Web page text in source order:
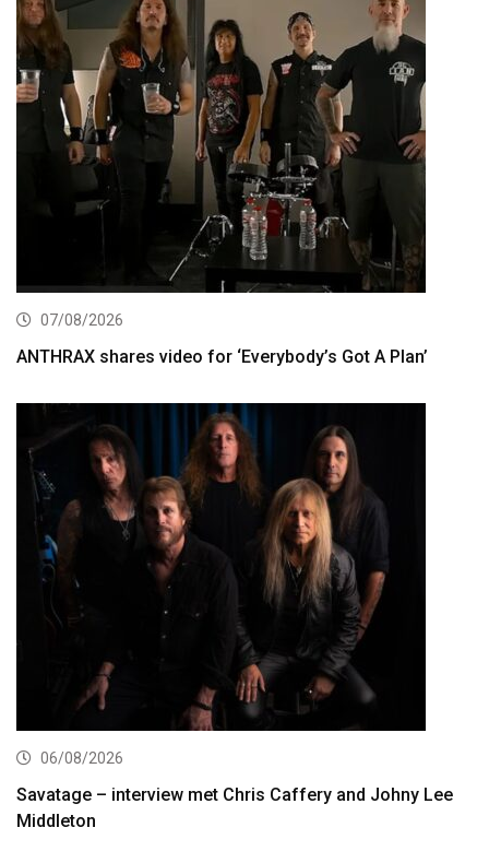
07/08/2026
ANTHRAX shares video for ‘Everybody’s Got A Plan’
06/08/2026
Savatage – interview met Chris Caffery and Johny Lee
Middleton